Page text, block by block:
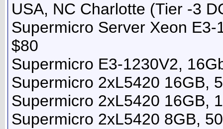
USA, NC Charlotte (Tier -3
Supermicro Server Xeon
$80
Supermicro E3-1230V2,
Supermicro 2xL5420 16GB,
Supermicro 2xL5420 16GB,
Supermicro 2xL5420 8GB,